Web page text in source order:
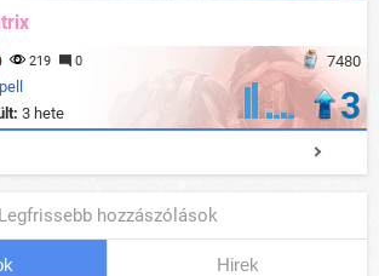
7480
219 0
3 hete 3
Legfrissebb hozzászólások
Hirek